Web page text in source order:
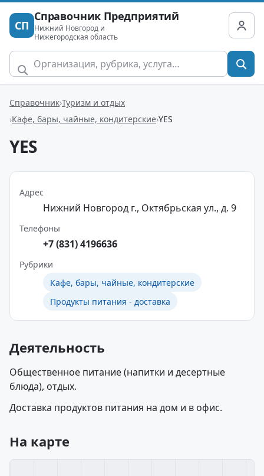
СП
Справочник Предприятий
Нижний Новгород и
Нижегородская область
Справочник Туризм и отдых
Кафе, бары, чайные, кондитерские YES
YES
Адрес
Нижний Новгород г., Октябрьская ул., д. 9
Телефоны
+7 (831) 4196636
Рубрики
Кафе, бары, чайные, кондитерские
Продукты питания - доставка
Деятельность
Общественное питание (напитки и десертные
блюда), отдых.
Доставка продуктов питания на дом и в офис.
На карте